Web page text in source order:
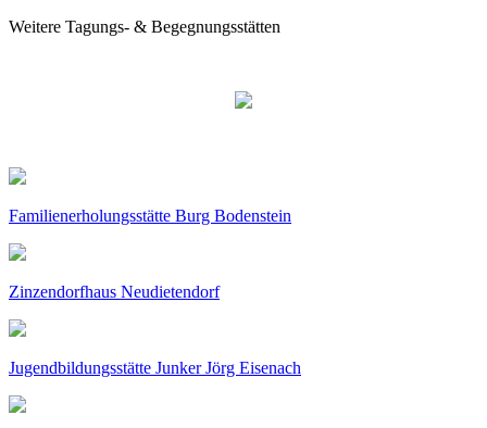
Weitere Tagungs- & Begegnungsstätten
Familienerholungsstätte Burg Bodenstein
Zinzendorfhaus Neudietendorf
Jugendbildungsstätte Junker Jörg Eisenach